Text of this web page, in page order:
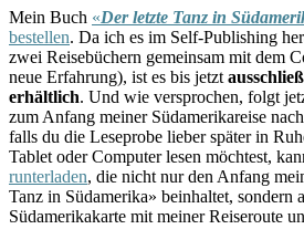
Mein Buch «Der letzte Tanz in
bestellen. Da ich es im Self-Publishing
zwei Reisebüchern gemeinsam mit dem
neue Erfahrung), ist es bis jetzt
erhältlich. Und wie versprochen, folgt
zum Anfang meiner Südamerikareise
falls du die Leseprobe lieber später in
Tablet oder Computer lesen möchtest,
runterladen, die nicht nur den Anfang
Tanz in Südamerika» beinhaltet, sondern
Südamerikakarte mit meiner Reiseroute